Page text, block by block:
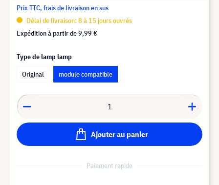
Prix TTC, frais de livraison en sus
Délai de livraison: 8 à 15 jours ouvrés
Expédition à partir de9,99 €
Type de lamp lamp
Original
module compatible
Ajouter au panier
Paiement rapide